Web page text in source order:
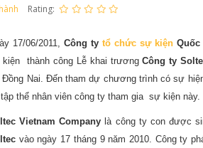
Rating:
17/06/2011,Công tytổ chức sự kiện Quốc
thành công Lễ khai trươngCông ty
Đồng Nai. Đến tham dự chương trình có sự
thể nhân viên công ty tham gia sự kiện này.
Vietnam Company là công ty con được
vào ngày 17 tháng 9 năm 2010. Công ty